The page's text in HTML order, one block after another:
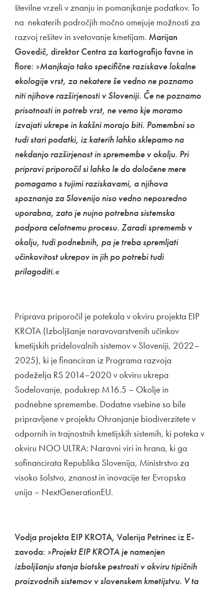
številne vrzeli v znanju in pomanjkanje podatkov. To
na nekaterih področjih močno omejuje možnosti za
razvoj rešitev in svetovanje kmetijam. Marijan
Govedič, direktor Centra za kartografijo favne in
flore: »Manjkajo tako specifične raziskave lokalne
ekologije vrst, za nekatere še vedno ne poznamo
niti njihove razširjenosti v Sloveniji. Če ne poznamo
prisotnosti in potreb vrst, ne vemo kje moramo
izvajati ukrepe in kakšni morajo biti. Pomembni so
tudi stari podatki, iz katerih lahko sklepamo na
nekdanjo razširjenost in spremembe v okolju. Pri
pripravi priporočil si lahko le do določene mere
pomagamo s tujimi raziskavami, a njihova
spoznanja za Slovenijo niso vedno neposredno
uporabna, zato je nujno potrebna sistemska
podpora celotnemu procesu. Zaradi sprememb v
okolju, tudi podnebnih, pa je treba spremljati
učinkovitost ukrepov in jih po potrebi tudi
prilagoditi.«
Priprava priporočil je potekala v okviru projekta EIP
KROTA (Izboljšanje naravovarstvenih učinkov
kmetijskih pridelovalnih sistemov v Sloveniji, 2022–
2025), ki je financiran iz Programa razvoja
podeželja RS 2014–2020 v okviru ukrepa
Sodelovanje, podukrep M16.5 – Okolje in
podnebne spremembe. Dodatne vsebine so bile
pripravljene v projektu Ohranjanje biodiverzitete v
odpornih in trajnostnih kmetijskih sistemih, ki poteka v
okviru NOO ULTRA: Naravni viri in hrana, ki ga
sofinancirata Republika Slovenija, Ministrstvo za
visoko šolstvo, znanost in inovacije ter Evropska
unija – NextGenerationEU.
Vodja projekta EIP KROTA, Valerija Petrinec iz E-
zavoda: »Projekt EIP KROTA je namenjen
izboljšanju stanja biotske pestrosti v okviru tipičnih
proizvodnih sistemov v slovenskem kmetijstvu. V ta